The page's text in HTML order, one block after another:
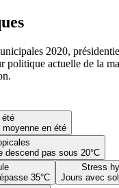
été
moyenne en été
descend pas sous 20°C
35°C
Stress
Jours avec
2020,
politique actuelle de la